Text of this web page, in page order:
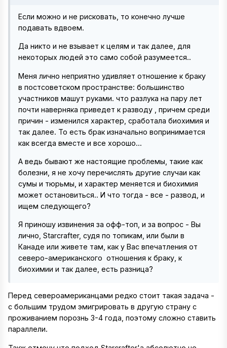
Если можно и не рисковать, то конечно лучше
подавать вдвоем.
Да никто и не взывает к целям и так далее, для
некоторых людей это само собой разумеется..
Меня лично неприятно удивляет отношение к браку
в постсоветском пространстве: большинство
участников машут руками. что разлука на пару лет
почти наверняка приведет к разводу , причем среди
причин - изменился характер, сработала биохимия и
так далее. То есть брак изначально вопринимается
как всегда вместе и все хорошо...
А ведь бывают же настоящие проблемы, такие как
болезни, я не хочу перечислять другие случаи как
сумы и тюрьмы, и характер меняется и биохимия
может остановиться.. И что тогда - все - развод, и
ищем следующего?
Я приношу извинения за офф-топ, и за вопрос - Вы
лично, Starcrafter, судя по топикам, или были в
Канаде или живете там, как у Вас впечатления от
северо-американского отношения к браку, к
биохимии и так далее, есть разница?
Перед североамериканцами редко стоит такая задача -
с большим трудом эмигрировать в другую страну с
проживанием порознь 3-4 года, поэтому сложно ставить
параллели.